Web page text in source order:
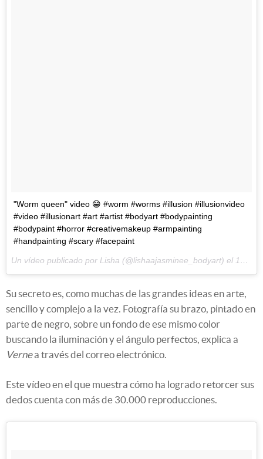
"Worm queen" video 😁 #worm #worms #illusion #illusionvideo
#video #illusionart #art #artist #bodyart #bodypainting
#bodypaint #horror #creativemakeup #armpainting
#handpainting #scary #facepaint
Un vídeo publicado por Lisha (@lishaajasminee_bodyart) el 14 de Jun de 2016 a la(s) 6:34 PDT
Su secreto es, como muchas de las grandes ideas en arte,
sencillo y complejo a la vez. Fotografía su brazo, pintado en
parte de negro, sobre un fondo de ese mismo color
buscando la iluminación y el ángulo perfectos, explica a
Vernea través del correo electrónico.
Este vídeo en el que muestra cómo ha logrado retorcer sus
dedos cuenta con más de 30.000 reproducciones.